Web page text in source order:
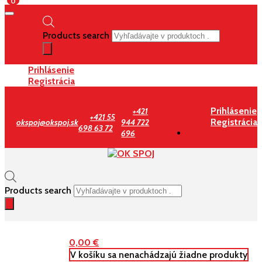
Products search
Prihlásenie
Registrácia
okspoj@okspoj.sk
+421 55
698 63 72
+421
944 722
696
Prihlásenie
Registrácia
Products search
0,00€
V košíku sa nenachádzajú žiadne produkty